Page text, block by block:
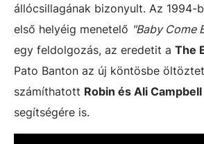
állócsillagának bizonyult. Az 1994-
első helyéig menetelő "Baby Come
egy feldolgozás, az eredetit a The
Pato Banton az új köntösbe
számíthatott Robin és Ali
segítségére is.